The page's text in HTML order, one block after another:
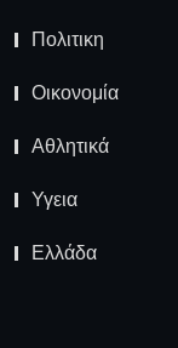
Πολιτικη
Οικονομία
Αθλητικά
Υγεια
Ελλάδα